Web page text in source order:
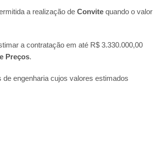
a realização de Convite quando o valor
a contratação em até R$ 3.330.000,00
Preços.
engenharia cujos valores estimados